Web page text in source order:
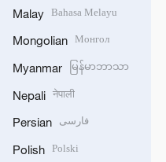
Malay Bahasa Melayu
Mongolian Монгол
Myanmar မြန်မာဘာသာ
Nepali नेपाली
Persian فارسی
Polish Polski